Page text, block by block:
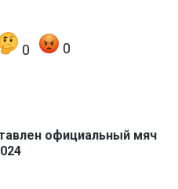
0 0
официальный мяч